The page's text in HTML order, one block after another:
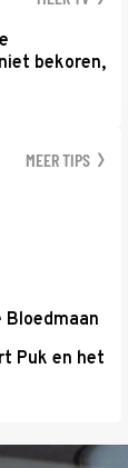
bekoren,
MEER TIPS
Bloedmaan
Puk en het